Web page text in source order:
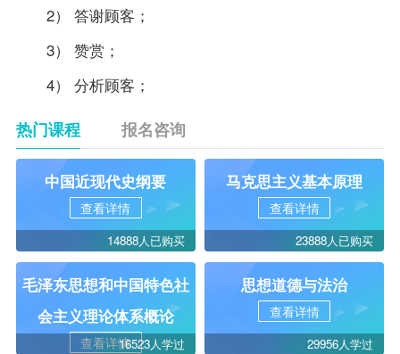
2） 答谢顾客；
3） 赞赏；
4） 分析顾客；
热门课程 报名咨询
中国近现代史纲要
查看详情
14888人已购买
马克思主义基本原理
查看详情
23888人已购买
毛泽东思想和中国特色社
会主义理论体系概论
查看详情16523人学过
思想道德与法治
查看详情
29956人学过